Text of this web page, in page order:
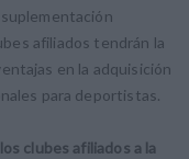
afiliados tendrán la
en la adquisición
para deportistas.
clubes afiliados a la